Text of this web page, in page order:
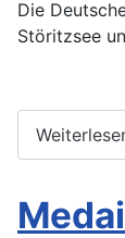
Die
Störitzsee